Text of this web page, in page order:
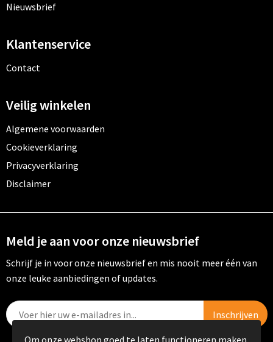
Nieuwsbrief
Klantenservice
Contact
Veilig winkelen
Algemene voorwaarden
Cookieverklaring
Privacyverklaring
Disclaimer
Meld je aan voor onze nieuwsbrief
Schrijf je in voor onze nieuwsbrief en mis nooit meer één van
onze leuke aanbiedingen of updates.
Om onze webshop goed te laten functioneren maken